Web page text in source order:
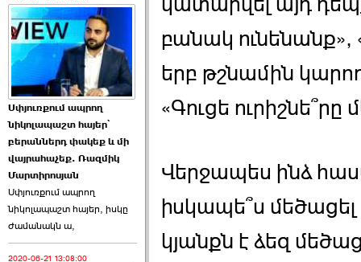
Աննա Վարդապետյանն
ուղերձ է հղել ›››
2026-06-25 23:21:00
Պաշտոնակռիվը սկսված
Սփյուռքում ապրող
նիկոլապաշտ հայեր՝
բերաններդ փակեք և մի
վայրահաչեք. Ռազմիկ
Մարտիրոսյան
Սփյուռքում ապրող
նիկոլապաշտ հայեր, իսկը
ժամանակն ա,
2020-06-21 13:08:00
բանակ ունենանք»,
երբ թշնամին
«Գուցե
Վերջապես ինձ
իսկապե՞ս
կյանքն է ձեզ